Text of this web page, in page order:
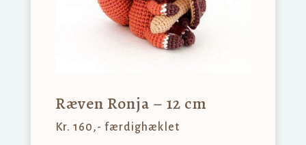
Ræven Ronja – 12 cm
Kr. 160,- færdighæklet